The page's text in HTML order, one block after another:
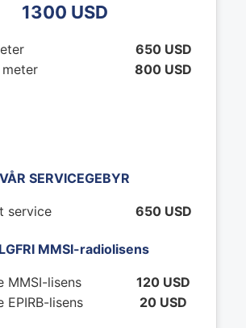
1300 USD
650 USD
800 USD
VÅR SERVICEGEBYR
service 650 USD
MMSI-radiolisens
MMSI-lisens
120 USD
EPIRB-lisens
20 USD